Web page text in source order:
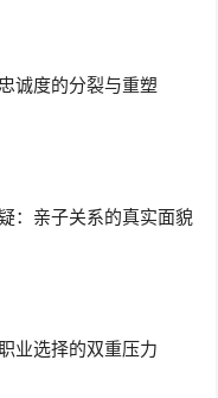
诚度的分裂与重塑
：亲子关系的真实面貌
业选择的双重压力